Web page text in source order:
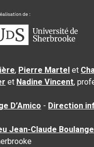
, Pierre Martel et
et Nadine Vincent,
D’Amico - Direction
Jean-Claude